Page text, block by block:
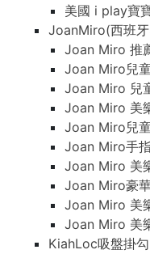
美國 i play寶
JoanMiro(西班
Joan Miro 推
Joan Miro兒
Joan Miro 兒
Joan Miro 美
Joan Miro兒
Joan Miro手
Joan Miro 美
Joan Miro豪
Joan Miro 美
Joan Miro 美
KiahLoc吸盤掛